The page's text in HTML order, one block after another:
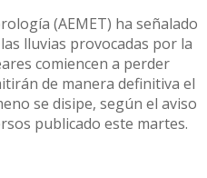
(AEMET) ha señalado
lluvias provocadas por la
comiencen a perder
de manera definitiva el
se disipe, según el aviso
publicado este martes.